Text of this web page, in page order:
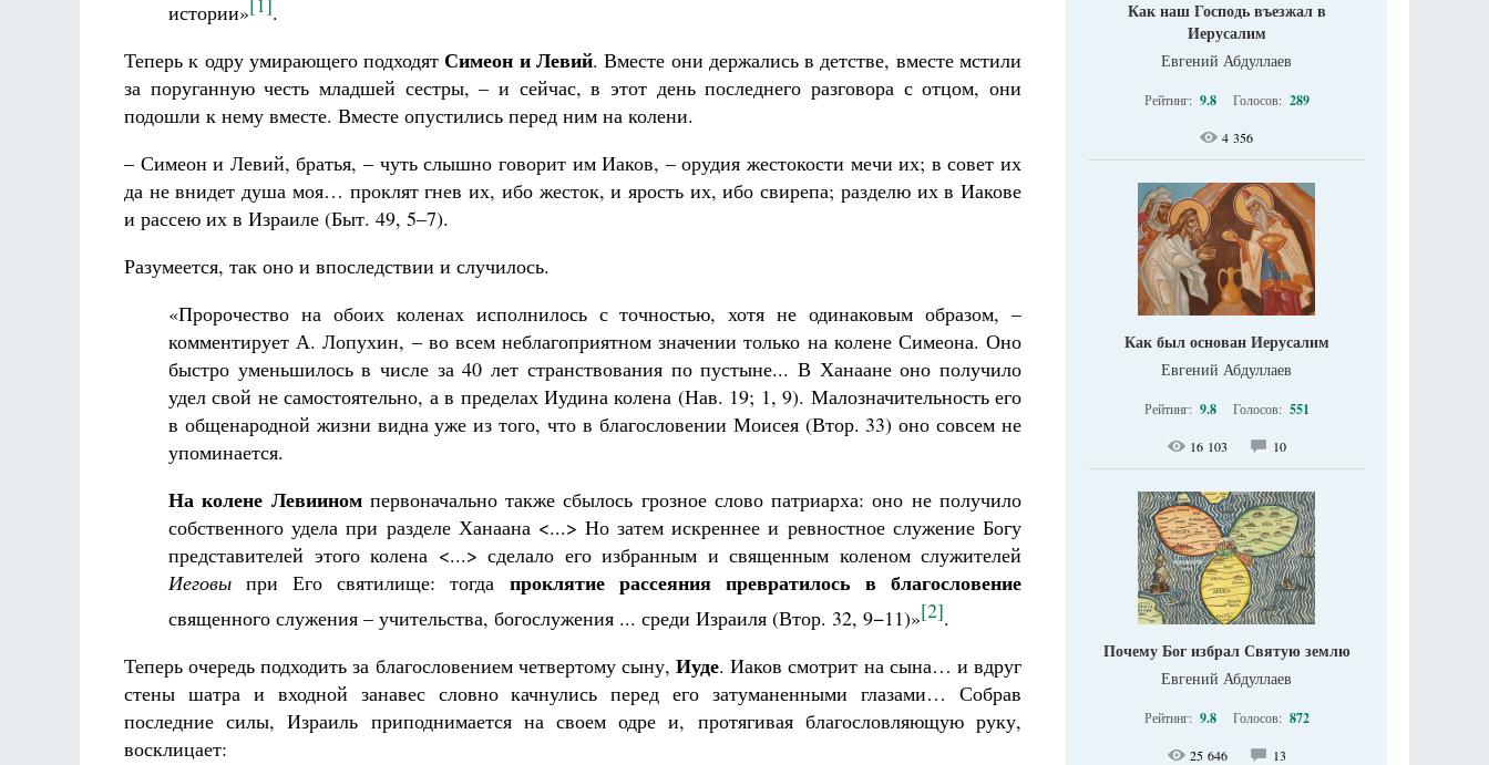
истории»
.
Теперь к одру умирающего подходятСимеон и Левий. Вместе они держались в детстве, вместе мстили
за поруганную честь младшей сестры, – и сейчас, в этот день последнего разговора с отцом, они
подошли к нему вместе. Вместе опустились перед ним на колени.
– Симеон и Левий, братья, – чуть слышно говорит им Иаков, – орудия жестокости мечи их; в совет их
да не внидет душа моя… проклят гнев их, ибо жесток, и ярость их, ибо свирепа; разделю их в Иакове
и рассею их в Израиле (Быт. 49, 5–7).
Разумеется, так оно и впоследствии и случилось.
«Пророчество на обоих коленах исполнилось с точностью, хотя не одинаковым образом, –
комментирует А. Лопухин, – во всем неблагоприятном значении только на колене Симеона. Оно
быстро уменьшилось в числе за 40 лет странствования по пустыне... В Ханаане оно получило
удел свой не самостоятельно, а в пределах Иудина колена (Нав. 19; 1, 9). Малозначительность его
в общенародной жизни видна уже из того, что в благословении Моисея (Втор. 33) оно совсем не
упоминается.
На колене Левииномпервоначально также сбылось грозное слово патриарха: оно не получило
собственного удела при разделе Ханаана <...> Но затем искреннее и ревностное служение Богу
представителей этого колена <...> сделало его избранным и священным коленом служителей
Иеговы при Его святилище: тогда проклятие рассеяния превратилось в благословение
священного служения – учительства, богослужения ... среди Израиля (Втор. 32, 9−11)»[2].
Теперь очередь подходить за благословением четвертому сыну,Иуде. Иаков смотрит на сына… и вдруг
стены шатра и входной занавес словно качнулись перед его затуманенными глазами… Собрав
последние силы, Израиль приподнимается на своем одре и, протягивая благословляющую руку,
восклицает:
Как наш Господь въезжал в
Иерусалим
Евгений Абдуллаев
Рейтинг: 9.8 Голосов: 289
4 356
Как был основан Иерусалим
Евгений Абдуллаев
Рейтинг: 9.8 Голосов: 551
16 103 10
Почему Бог избрал Святую землю
Евгений Абдуллаев
Рейтинг: 9.8 Голосов: 872
25 646 13